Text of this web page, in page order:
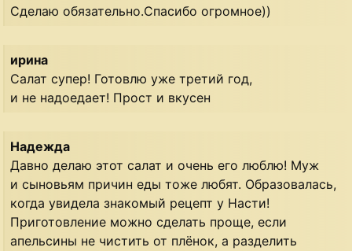
Сделаю обязательно.Спасибо огромное))
ирина
Салат супер! Готовлю уже третий год,
и не надоедает! Прост и вкусен
Надежда
Давно делаю этот салат и очень его люблю! Муж
и сыновьям причин еды тоже любят. Образовалась,
когда увидела знакомый рецепт у Насти!
Приготовление можно сделать проще, если
апельсины не чистить от плёнок, а разделить